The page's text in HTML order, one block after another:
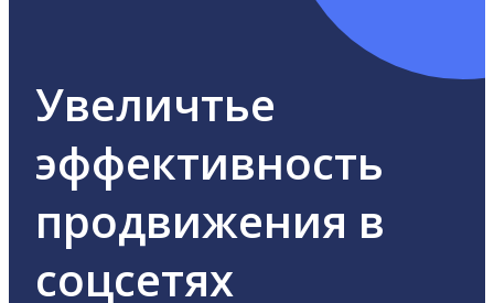
Увеличтье
эффективность
продвижения в
соцсетях